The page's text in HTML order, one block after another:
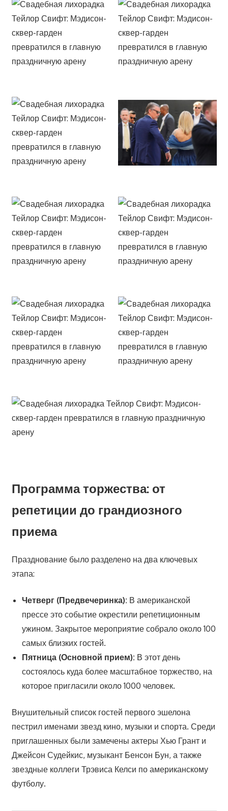
Программа торжества: от
репетиции до грандиозного
приема
Празднование было разделено на два ключевых
этапа:
Четверг (Предвечеринка): В американской
прессе это событие окрестили репетиционным
ужином. Закрытое мероприятие собрало около 100
самых близких гостей.
Пятница (Основной прием): В этот день
состоялось куда более масштабное торжество, на
которое пригласили около 1000 человек.
Внушительный список гостей первого эшелона
пестрил именами звезд кино, музыки и спорта. Среди
приглашенных были замечены актеры Хью Грант и
Джейсон Судейкис, музыкант Бенсон Бун, а также
звездные коллеги Трэвиса Келси по американскому
футболу.